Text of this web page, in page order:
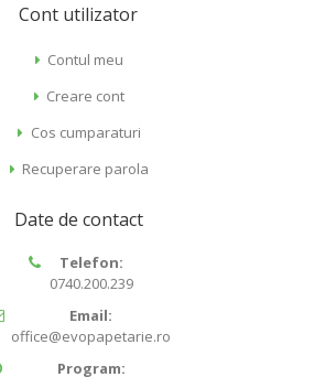
Cont utilizator
Contul meu
Creare cont
Cos cumparaturi
Recuperare parola
Date de contact
Telefon:
0740.200.239
Email:
office@evopapetarie.ro
Program: